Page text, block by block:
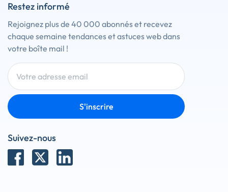
Restez informé
Rejoignez plus de 40 000 abonnés et recevez
chaque semaine tendances et astuces web dans
votre boîte mail !
S'inscrire
Suivez-nous